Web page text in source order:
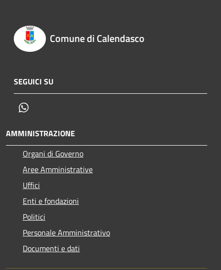
Comune di Calendasco
SEGUICI SU
AMMINISTRAZIONE
Organi di Governo
Aree Amministrative
Uffici
Enti e fondazioni
Politici
Personale Amministrativo
Documenti e dati